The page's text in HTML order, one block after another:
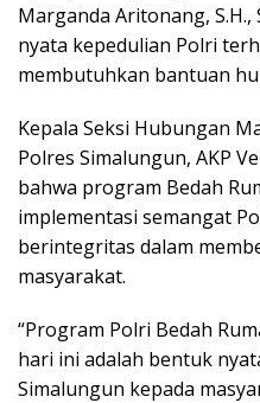
Marganda Aritonang, S.H.,
nyata kepedulian Polri
membutuhkan bantuan
Kepala Seksi Hubungan
Polres Simalungun, AKP
bahwa program Bedah
implementasi semangat
berintegritas dalam
masyarakat.
“Program Polri Bedah
hari ini adalah bentuk
Simalungun kepada